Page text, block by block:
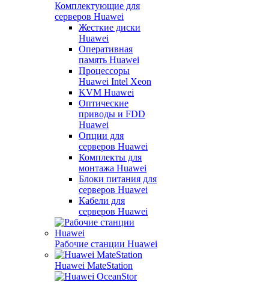
Комплектующие для
серверов Huawei
Жесткие диски
Huawei
Оперативная
память Huawei
Процессоры
Huawei Intel Xeon
KVM Huawei
Оптические
приводы и FDD
Huawei
Опции для
серверов Huawei
Комплекты для
монтажа Huawei
Блоки питания для
серверов Huawei
Кабели для
серверов Huawei
Рабочие станции Huawei
Huawei MateStation